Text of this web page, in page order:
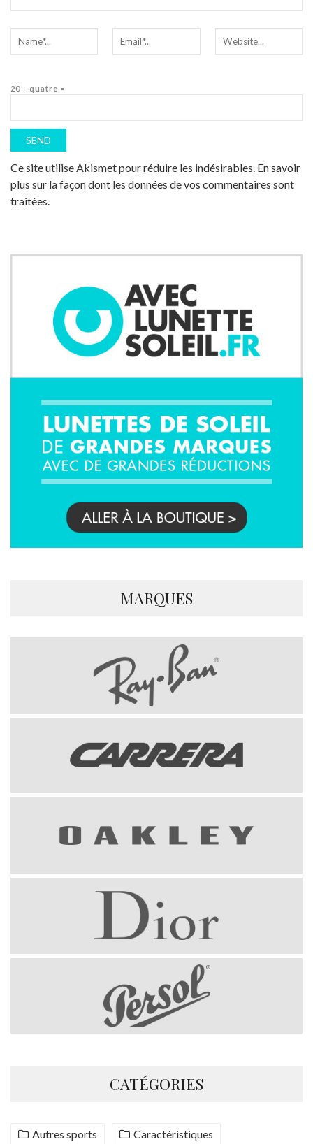
20 − quatre =
Ce site utilise Akismet pour réduire les indésirables. En savoir
plus sur la façon dont les données de vos commentaires sont
traitées.
MARQUES
CATÉGORIES
Autres sports Caractéristiques